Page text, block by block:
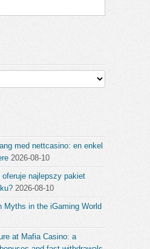
med nettcasino: en enkel
2026-08-10
najlepszy pakiet
2026-08-10
Myths in the iGaming World
at Mafia Casino: a